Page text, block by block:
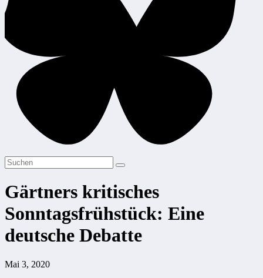
Gärtners kritisches
Sonntagsfrühstück: Eine
deutsche Debatte
Mai 3, 2020